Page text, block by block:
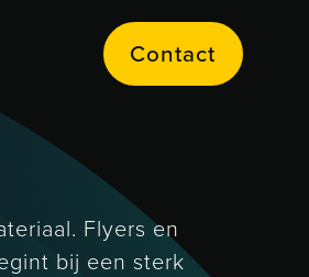
Contact
Contact
Flyers en
bij een sterk